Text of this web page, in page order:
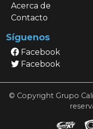
Acerca de
Contacto
Síguenos
Facebook
Facebook
© Copyright Grupo